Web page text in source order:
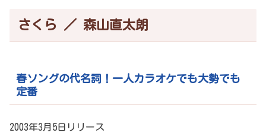
さくら ／ 森山直太朗
春ソングの代名詞！一人カラオケでも大勢でも
定番
2003年3月5日リリース